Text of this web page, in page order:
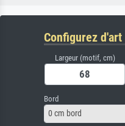
Configurez d'art
Largeur (motif, cm)
Bord
0 cm bord